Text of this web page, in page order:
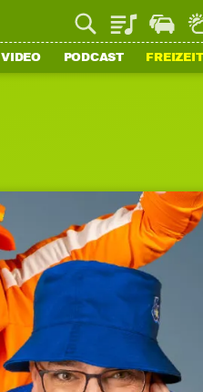
Playlist
VIDEO PODCAST FREIZEIT